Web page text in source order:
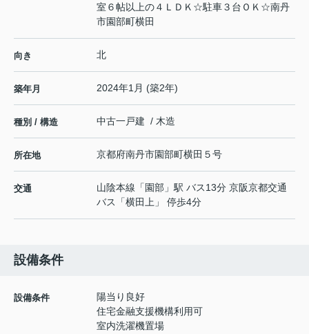
室６帖以上の４ＬＤＫ☆駐車３台ＯＫ☆南丹
市園部町横田
向き 北
築年月 2024年1月 (築2年)
種別 / 構造 中古一戸建 / 木造
所在地 京都府南丹市園部町横田 ５号
交通 山陰本線 「 園部 」駅 バス13分 京阪京都交通
バス「横田上」 停歩4分
設備条件
設備条件
陽当り良好
住宅金融支援機構利用可
室内洗濯機置場